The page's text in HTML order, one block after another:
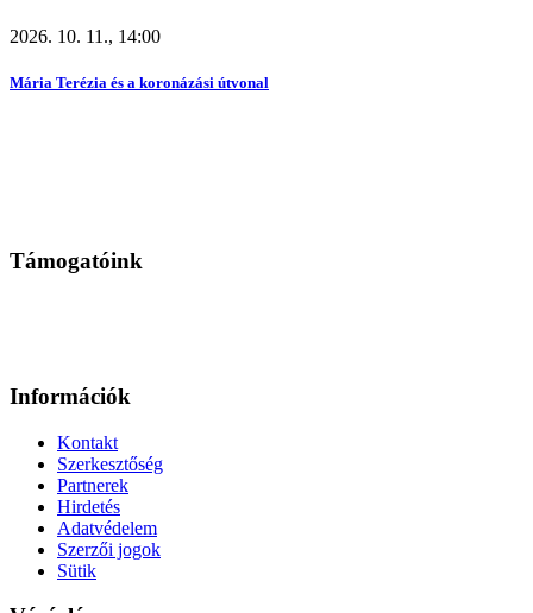
2026. 10. 11., 14:00
Mária Terézia és a koronázási útvonal
Támogatóink
Információk
Kontakt
Szerkesztőség
Partnerek
Hirdetés
Adatvédelem
Szerzői jogok
Sütik